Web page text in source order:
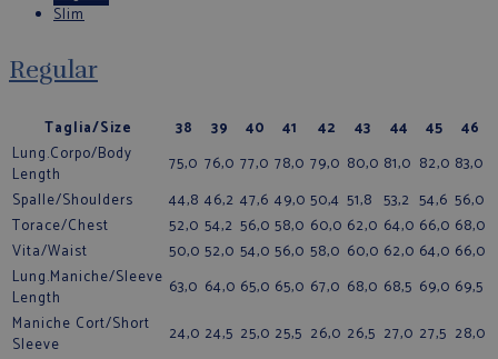
Slim
Regular
Taglia/Size 38 39 40 41 42 43 44 45
46
Lung.Corpo/Body
Length
75,0 76,0 77,0 78,0 79,0 80,0 81,0 82,0 83,0
Spalle/Shoulders
44,8 46,2 47,6 49,0 50,4 51,8 53,2 54,6 56,0
Torace/Chest
52,0 54,2 56,0 58,0 60,0 62,0 64,0 66,0 68,0
Vita/Waist
50,0 52,0 54,0 56,0 58,0 60,0 62,0 64,0 66,0
Lung.Maniche/Sleeve
Length
63,0 64,0 65,0 65,0 67,0 68,0 68,5 69,0 69,5
Maniche Cort/Short
Sleeve
24,0 24,5 25,0 25,5 26,0 26,5 27,0 27,5 28,0